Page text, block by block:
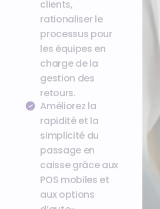
clients,
rationaliser le
processus pour
les équipes en
charge de la
gestion des
retours.
Améliorez la
rapidité et la
simplicité du
passage en
caisse grâce aux
POS mobiles et
aux options